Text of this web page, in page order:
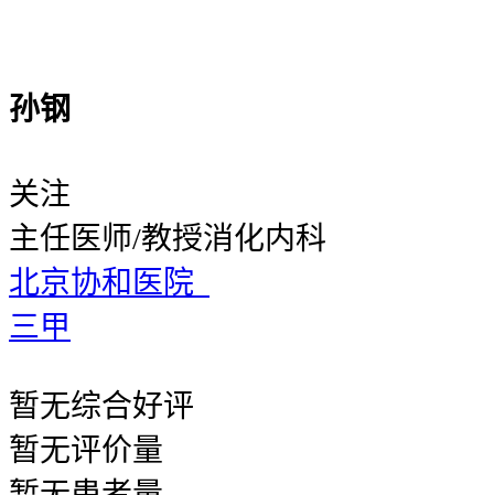
孙钢
关注
主任医师/教授消化内科
北京协和医院
三甲
暂无综合好评
暂无评价量